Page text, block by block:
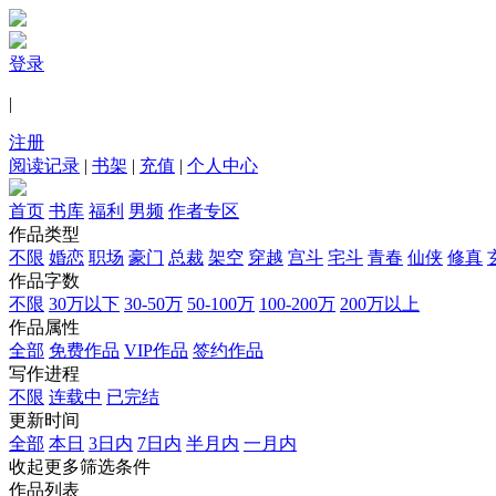
登录
|
注册
阅读记录 | 书架 | 充值 | 个人中心
首页 书库 福利 男频 作者专区
作品类型
不限 婚恋 职场 豪门 总裁 架空 穿越 宫斗 宅斗 青春 仙侠 修真
作品字数
不限 30万以下 30-50万 50-100万 100-200万 200万以上
作品属性
全部 免费作品 VIP作品 签约作品
写作进程
不限 连载中 已完结
更新时间
全部 本日 3日内 7日内 半月内 一月内
收起更多筛选条件
作品列表